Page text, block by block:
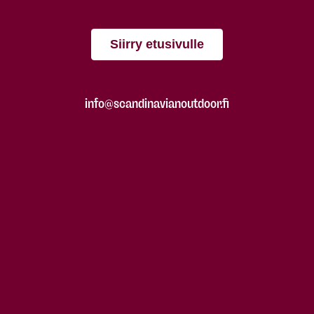
Siirry etusivulle
info@scandinavianoutdoor.fi